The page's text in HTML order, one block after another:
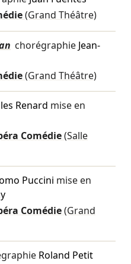
(Grand Théâtre)
chorégraphie Jean-
(Grand Théâtre)
Renard mise en
Comédie(Salle
Puccini mise en
Comédie(Grand
Roland Petit